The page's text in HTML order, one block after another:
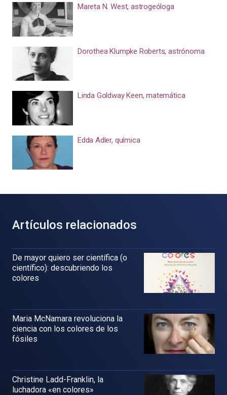
Mareta N. West, astrogeóloga
Dorothea Klumpke Roberts, astrónoma
Linda Goldway Keen, matemática
Edda Adler, química
Artículos relacionados
De mayor quiero ser científica (o
científico): descubriendo los
colores
Maria McNamara revoluciona la
ciencia con los colores de los
fósiles
Christine Ladd-Franklin, la
luchadora «en colores»